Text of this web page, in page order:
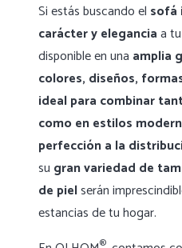
Si estás buscando el sofá
carácter y eleganciaa
disponible en una amplia
colores, diseños,
ideal para combinar
como en estilos
perfección a la
su gran variedad de
de pielserán
estancias de tu hogar.
®